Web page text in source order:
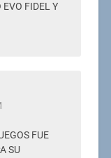
FIDEL Y
FUE
SU